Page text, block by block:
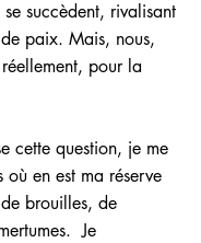
succèdent, rivalisant
paix. Mais, nous,
pour la
cette question, je me
où en est ma réserve
brouilles, de
Je